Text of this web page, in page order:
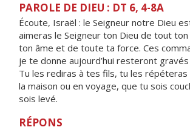
PAROLE DE DIEU : DT 6, 4-8A
Écoute, Israël : le Seigneur notre Dieu
aimeras le Seigneur ton Dieu de tout
ton âme et de toute ta force. Ces
je te donne aujourd’hui resteront
Tu les rediras à tes fils, tu les répéteras
la maison ou en voyage, que tu sois
sois levé.
RÉPONS